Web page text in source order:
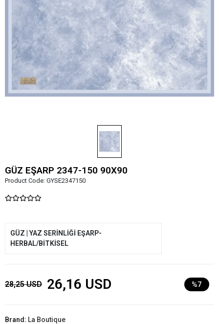
GÜZ EŞARP 2347-150 90X90
Product Code: GYSE2347150
GÜZ | YAZ SERİNLİĞİ EŞARP-
HERBAL/BİTKİSEL
28,25 USD 26,16 USD %7
Brand: La Boutique